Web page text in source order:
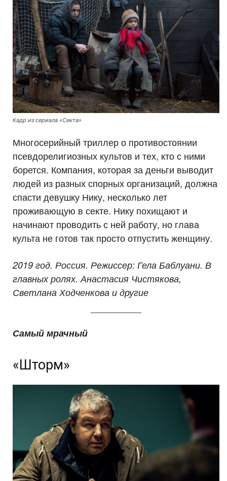
Кадр из сериала «Секта»
Многосерийный триллер о противостоянии
псевдорелигиозных культов и тех, кто с ними
борется. Компания, которая за деньги выводит
людей из разных спорных организаций, должна
спасти девушку Нику, несколько лет
проживающую в секте. Нику похищают и
начинают проводить с ней работу, но глава
культа не готов так просто отпустить женщину.
2019 год. Россия. Режиссер: Гела Баблуани. В
главных ролях. Анастасия Чистякова,
Светлана Ходченкова и другие
Самый мрачный
«Шторм»